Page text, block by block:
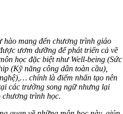
hào mang đến chương trình giáo
ươm dưỡng để phát triển cả về
học đặc biệt như Well-being (Sức
(Kỹ năng công dân toàn cầu),
chính là điểm nhấn tạo nên
các trường song ngữ nhưng lại
chương trình học.